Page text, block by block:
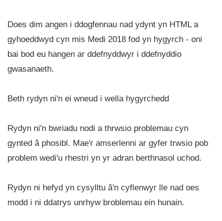
Does dim angen i ddogfennau nad ydynt yn HTML a
gyhoeddwyd cyn mis Medi 2018 fod yn hygyrch - oni
bai bod eu hangen ar ddefnyddwyr i ddefnyddio
gwasanaeth.
Beth rydyn ni'n ei wneud i wella hygyrchedd
Rydyn ni'n bwriadu nodi a thrwsio problemau cyn
gynted â phosibl. Mae'r amserlenni ar gyfer trwsio pob
problem wedi'u rhestri yn yr adran berthnasol uchod.
Rydyn ni hefyd yn cysylltu â'n cyflenwyr lle nad oes
modd i ni ddatrys unrhyw broblemau ein hunain.